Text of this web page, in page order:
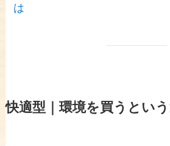
は
快適型｜環境を買うとい